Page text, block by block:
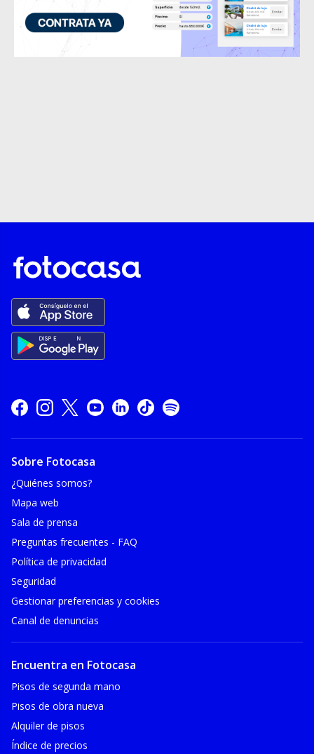
Sobre Fotocasa
¿Quiénes somos?
Mapa web
Sala de prensa
Preguntas frecuentes - FAQ
Política de privacidad
Seguridad
Gestionar preferencias y cookies
Canal de denuncias
Encuentra en Fotocasa
Pisos de segunda mano
Pisos de obra nueva
Alquiler de pisos
Índice de precios